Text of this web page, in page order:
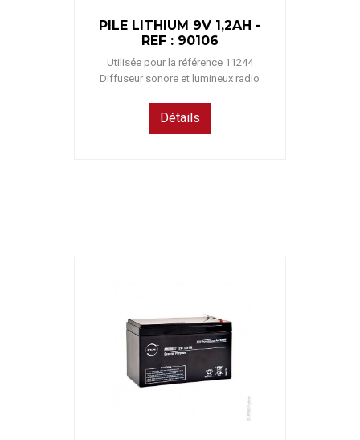
PILE LITHIUM 9V 1,2AH -
REF : 90106
Utilisée pour la référence 11244
Diffuseur sonore et lumineux radio
Détails